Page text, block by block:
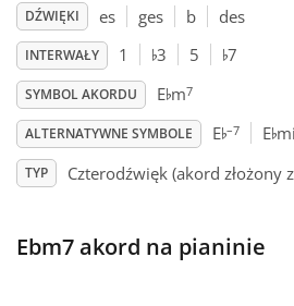
English
Español
DŹWIĘKI es ges b des
INTERWAŁY 1 ♭3 5 ♭7
SYMBOL AKORDU E♭m7
ALTERNATYWNE SYMBOLE E♭–7 E♭mi
TYP Czterodźwięk (akord złożony
Ebm7 akord na pianinie